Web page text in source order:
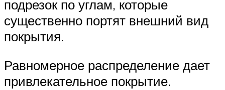
подрезок по углам, которые
существенно портят внешний вид
покрытия.
Равномерное распределение дает
привлекательное покрытие.